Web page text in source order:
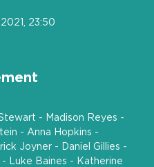
23:50
- Madison Reyes -
- Anna Hopkins -
Joyner - Daniel Gillies -
- Luke Baines - Katherine